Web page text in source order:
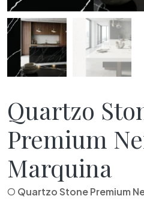
Quartzo Stone
Premium
Marquina
O Quartzo Stone Premium